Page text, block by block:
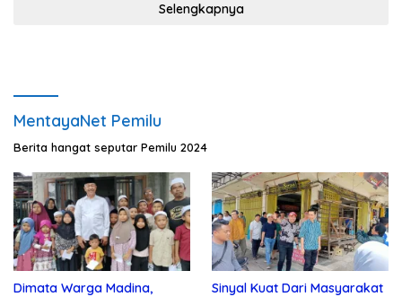
Selengkapnya
MentayaNet Pemilu
Berita hangat seputar Pemilu 2024
Dimata Warga Madina,
Sinyal Kuat Dari Masyarakat